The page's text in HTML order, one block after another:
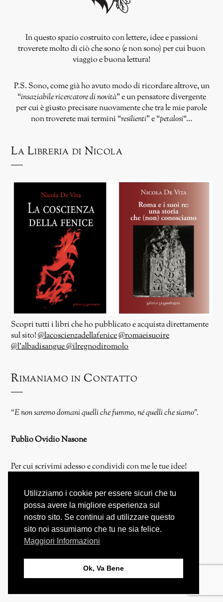
In questo spazio costruito con lettere, idee e passioni
troverete molto di ciò che sono (e non sono) per cui buon
viaggio e buona lettura!
P.S. Sono, come già ho avuto modo di ricordare altrove, un
“insaziabile ricercatore di novità” e un pensatore divergente
per cui è giusto precisare nuovamente che tra le mie parole
non troverete mai termini “resilienti” e “petalosi“…
La Libreria di Nicola
Scopri tutti i libri che ho pubblicato e acquista direttamente
sul sito!@lacoscienzadellafenice@romaeisuoire
@l’albadisangue@ilregnodiromolo
Rimaniamo in Contatto
“E non saremo domani quelli che fummo, né quelli che siamo”.
Publio Ovidio Nasone
Per cui scrivimi adesso e condividi con me le tue idee!
Chi Siamo & Autori
Mission & Valori
Contattaci
Proponi un Articolo!
Utilizziamo i cookie per essere sicuri che tu
possa avere la migliore esperienza sul
nostro sito. Se continui ad utilizzare questo
sito noi assumiamo che tu ne sia felice.
Maggiori Informazioni
Ok, Va Bene